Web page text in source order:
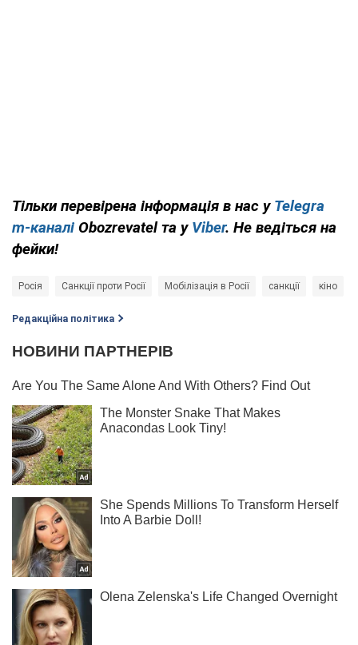
Тільки перевірена інформація в нас у Telegra
m-каналі Obozrevatel та у Viber. Не ведіться на
фейки!
Росія Санкції проти Росії Мобілізація в Росії санкції кіно
Редакційна політика